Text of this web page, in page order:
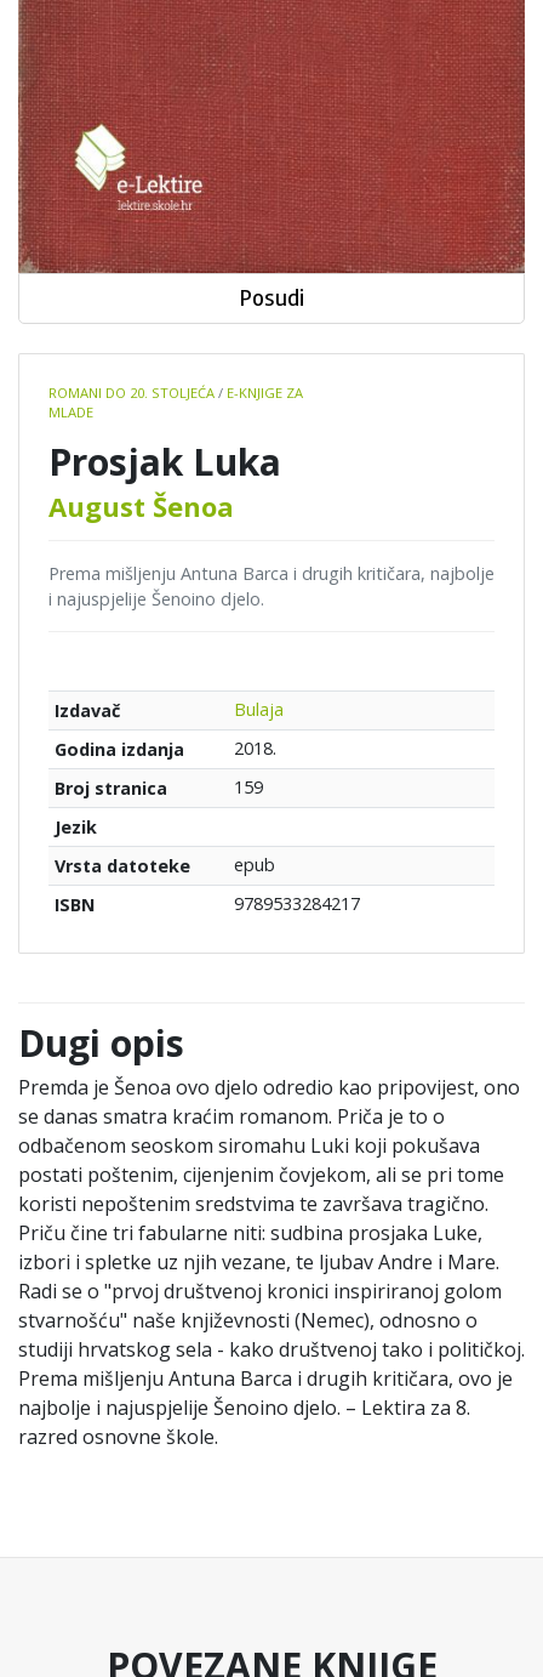
details
ROMANI DO 20. STOLJEĆA / E-KNJIGE ZA
MLADE
Prosjak Luka
August Šenoa
Prema mišljenju Antuna Barca i drugih kritičara, najbolje
i najuspjelije Šenoino djelo.
Izdavač
Bulaja
Godina izdanja
2018.
Broj stranica
159
Jezik
Vrsta datoteke
epub
ISBN
9789533284217
Posudi
Dugi opis
Premda je Šenoa ovo djelo odredio kao pripovijest, ono
se danas smatra kraćim romanom. Priča je to o
odbačenom seoskom siromahu Luki koji pokušava
postati poštenim, cijenjenim čovjekom, ali se pri tome
koristi nepoštenim sredstvima te završava tragično.
Priču čine tri fabularne niti: sudbina prosjaka Luke,
izbori i spletke uz njih vezane, te ljubav Andre i Mare.
Radi se o "prvoj društvenoj kronici inspiriranoj golom
stvarnošću" naše književnosti (Nemec), odnosno o
studiji hrvatskog sela - kako društvenoj tako i političkoj.
Prema mišljenju Antuna Barca i drugih kritičara, ovo je
najbolje i najuspjelije Šenoino djelo. – Lektira za 8.
razred osnovne škole.
POVEZANE KNJIGE